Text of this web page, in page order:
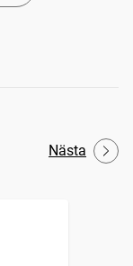
Nästa